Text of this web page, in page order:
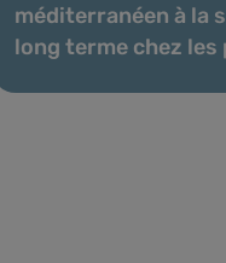
méditerranéen à la
long terme chez les